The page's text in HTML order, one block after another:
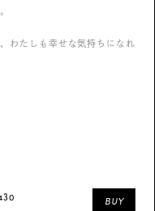
わたしも幸せな気持ちになれ
BUY